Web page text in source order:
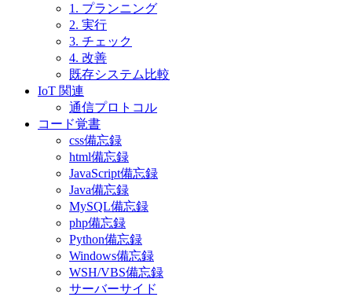
1. プランニング
2. 実行
3. チェック
4. 改善
既存システム比較
IoT 関連
通信プロトコル
コード覚書
css備忘録
html備忘録
JavaScript備忘録
Java備忘録
MySQL備忘録
php備忘録
Python備忘録
Windows備忘録
WSH/VBS備忘録
サーバーサイド